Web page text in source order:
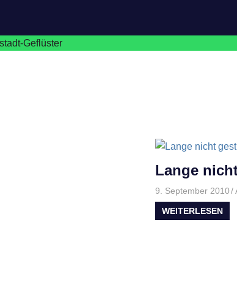
Lange
9. September 2010
WEITERLESEN